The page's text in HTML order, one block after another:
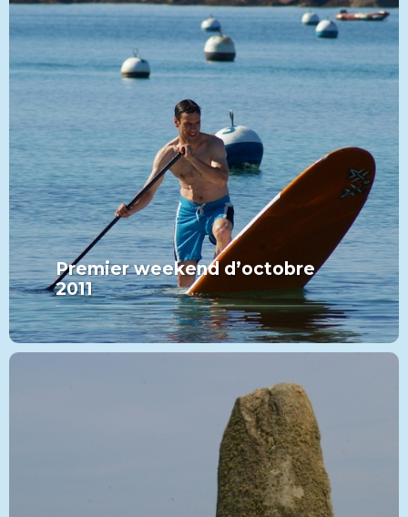
Premier weekend d’octobre
2011
MORE FROM THIS SET:
VIEW MORE CATÉGORIE PADDLE
Premier weekend d’octobre
2011